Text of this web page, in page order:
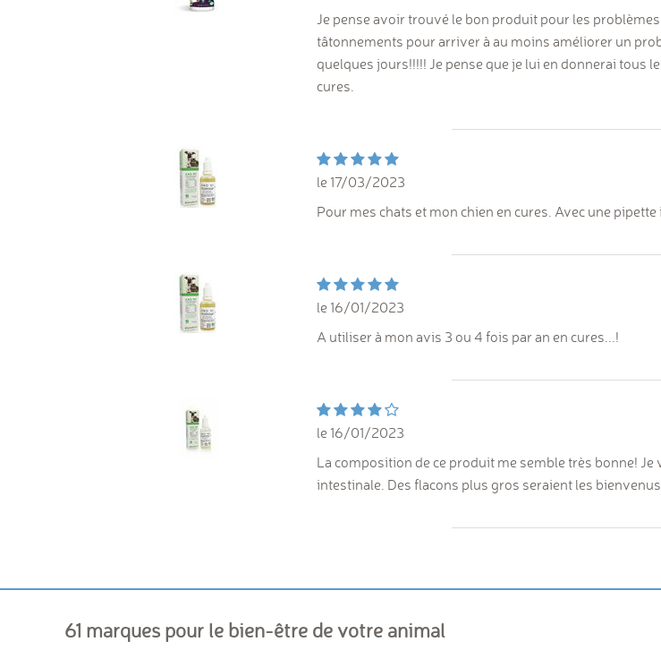
Je pense avoir trouvé le bon produit pour les
tâtonnements pour arriver à au moins améliorer un
quelques jours!!!!! Je pense que je lui en donnerai tous
cures.
le 17/03/2023
Pour mes chats et mon chien en cures. Avec une
le 16/01/2023
A utiliser à mon avis 3 ou 4 fois par an en cures...!
le 16/01/2023
La composition de ce produit me semble très bonne!
intestinale. Des flacons plus gros seraient les
61 marques pour le bien-être de votre animal